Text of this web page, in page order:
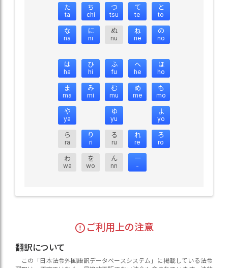
た
ta
ち
chi
つ
tsu
て
te
と
to
な
na
に
ni
ぬ
nu
ね
ne
の
no
は
ha
ひ
hi
ふ
fu
へ
he
ほ
ho
ま
ma
み
mi
む
mu
め
me
も
mo
や
ya
ゆ
yu
よ
yo
ら
ra
り
ri
る
ru
れ
re
ろ
ro
わ
wa
を
wo
ん
nn
ー
-
ご利用上の注意
翻訳について
この「日本法令外国語訳データベースシステム」に掲載している法令